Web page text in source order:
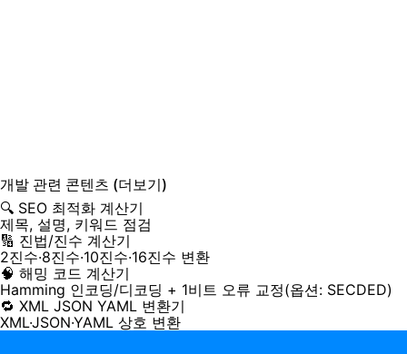
개발 관련 콘텐츠 (더보기)
🔍 SEO 최적화 계산기
제목, 설명, 키워드 점검
🔢 진법/진수 계산기
2진수·8진수·10진수·16진수 변환
🧠 해밍 코드 계산기
Hamming 인코딩/디코딩 + 1비트 오류 교정(옵션: SECDED)
🔁 XML JSON YAML 변환기
XML·JSON·YAML 상호 변환